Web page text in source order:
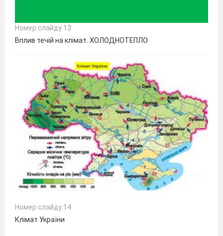
Номер слайду 13
Вплив течій на клімат. ХОЛОДНОТЕПЛО
Номер слайду 14
Клімат України